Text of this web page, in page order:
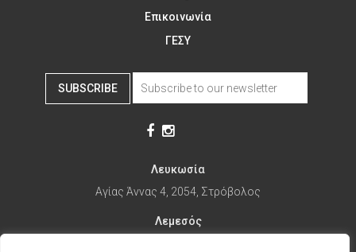
Επικοινωνία
ΓΕΣΥ
SUBSCRIBE
Λευκωσία
Αγίας Άννας 4, 2054, Στρόβολος
Λεμεσός